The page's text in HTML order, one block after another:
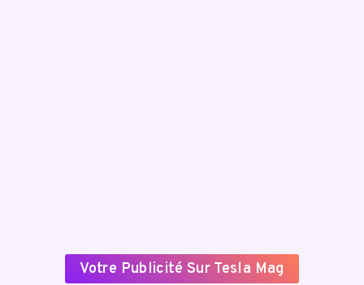
Votre Publicité Sur Tesla Mag